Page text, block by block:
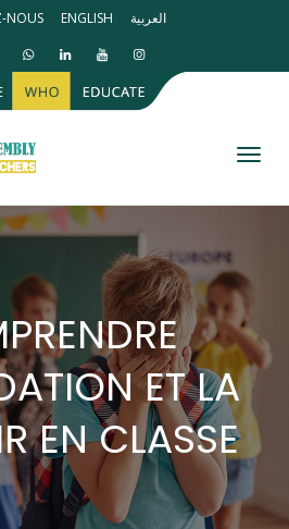
NOUS ENGLISH العربية
ET LA
EN CLASSE